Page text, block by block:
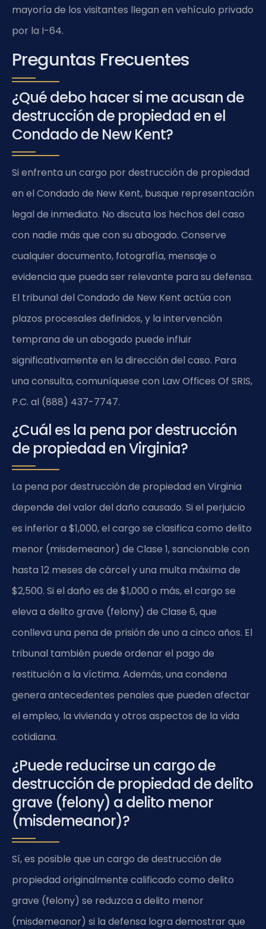
mayoría de los visitantes llegan en vehículo privado
por la I-64.
Preguntas Frecuentes
¿Qué debo hacer si me acusan de
destrucción de propiedad en el
Condado de New Kent?
Si enfrenta un cargo por destrucción de propiedad
en el Condado de New Kent, busque representación
legal de inmediato. No discuta los hechos del caso
con nadie más que con su abogado. Conserve
cualquier documento, fotografía, mensaje o
evidencia que pueda ser relevante para su defensa.
El tribunal del Condado de New Kent actúa con
plazos procesales definidos, y la intervención
temprana de un abogado puede influir
significativamente en la dirección del caso. Para
una consulta, comuníquese con Law Offices Of SRIS,
P.C. al (888) 437-7747.
¿Cuál es la pena por destrucción
de propiedad en Virginia?
La pena por destrucción de propiedad en Virginia
depende del valor del daño causado. Si el perjuicio
es inferior a $1,000, el cargo se clasifica como delito
menor (misdemeanor) de Clase 1, sancionable con
hasta 12 meses de cárcel y una multa máxima de
$2,500. Si el daño es de $1,000 o más, el cargo se
eleva a delito grave (felony) de Clase 6, que
conlleva una pena de prisión de uno a cinco años. El
tribunal también puede ordenar el pago de
restitución a la víctima. Además, una condena
genera antecedentes penales que pueden afectar
el empleo, la vivienda y otros aspectos de la vida
cotidiana.
¿Puede reducirse un cargo de
destrucción de propiedad de delito
grave (felony) a delito menor
(misdemeanor)?
Sí, es posible que un cargo de destrucción de
propiedad originalmente calificado como delito
grave (felony) se reduzca a delito menor
(misdemeanor) si la defensa logra demostrar que